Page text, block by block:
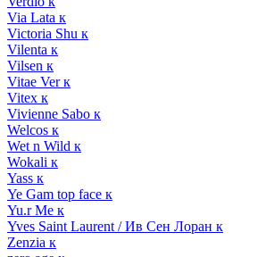
Via Lata к
Victoria Shu к
Vilenta к
Vilsen к
Vitae Ver к
Vitex к
Vivienne Sabo к
Welcos к
Wet n Wild к
Wokali к
Yass к
Ye Gam top face к
Yu.r Me к
Yves Saint Laurent / Ив Сен Лоран к
Zenzia к